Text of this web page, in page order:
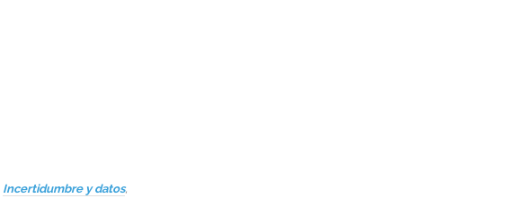
Incertidumbre y datos,